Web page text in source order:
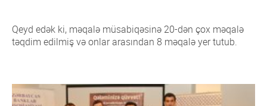
Qeyd edək ki, məqalə müsabiqəsinə 20-dən çox məqalə
təqdim edilmiş və onlar arasından 8 məqalə yer tutub.